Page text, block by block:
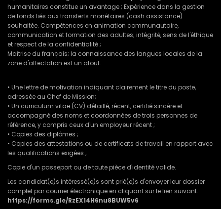
humanitaires constitue un avantage ; Expérience dans la gestion
de fonds liés aux transferts monétaires (cash assistance)
souhaitée. Compétences en animation communautaire,
communication et formation des adultes; intégrité, sens de l'éthique
et respect de la confidentialité ;
Maîtrise du français; la connaissance des langues locales de la
zone d'affectation est un atout.
• Une lettre de motivation indiquant clairement le titre du poste,
adressée au Chef de Mission;
• Un curriculum vitae (CV) détaillé, récent, certifié sincère et
accompagné des noms et coordonnées de trois personnes de
référence, y compris ceux d'un employeur récent ;
• Copies des diplômes ;
• Copies des attestations ou de certificats de travail en rapport avec
les qualifications exigées ;
Copie d'un passeport ou de toute pièce d'identité valide.
Les candidat(e)s intéressé(e)s sont prié(e)s d'envoyer leur dossier
complet par courrier électronique en cliquant sur le lien suivant:
https://forms.gle/RzEX14H6nu8BUW5v6